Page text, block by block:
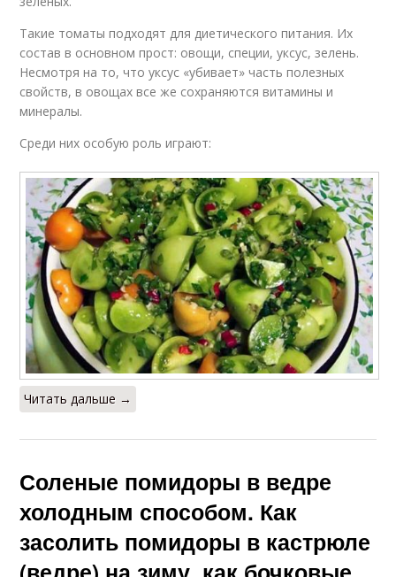
Такие томаты подходят для диетического питания. Их
состав в основном прост: овощи, специи, уксус, зелень.
Несмотря на то, что уксус «убивает» часть полезных
свойств, в овощах все же сохраняются витамины и
минералы.
Среди них особую роль играют:
Читать дальше →
Соленые помидоры в ведре
холодным способом. Как
засолить помидоры в кастрюле